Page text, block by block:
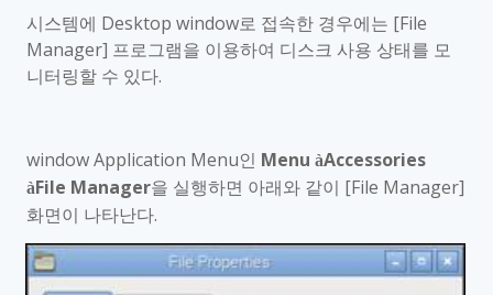
시스템에 Desktop window로 접속한 경우에는 [File
Manager] 프로그램을 이용하여 디스크 사용 상태를 모
니터링할 수 있다.
window Application Menu인 Menu àAccessories
àFile Manager을 실행하면 아래와 같이 [File Manager]
화면이 나타난다.